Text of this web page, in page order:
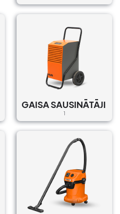
GAISA SAUSINĀTĀJI
1